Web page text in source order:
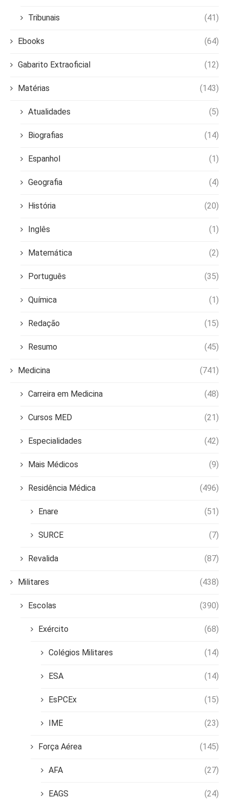
Tribunais (41)
Ebooks (64)
Gabarito Extraoficial (12)
Matérias (143)
Atualidades (5)
Biografias (14)
Espanhol (1)
Geografia (4)
História (20)
Inglês (1)
Matemática (2)
Português (35)
Química (1)
Redação (15)
Resumo (45)
Medicina (741)
Carreira em Medicina (48)
Cursos MED (21)
Especialidades (42)
Mais Médicos (9)
Residência Médica (496)
Enare (51)
SURCE (7)
Revalida (87)
Militares (438)
Escolas (390)
Exército (68)
Colégios Militares (14)
ESA (14)
EsPCEx (15)
IME (23)
Força Aérea (145)
AFA (27)
EAGS (24)